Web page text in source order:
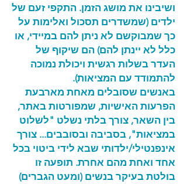
ושיבינו את מושג הזמן. התקפי זעם של
ילדים (שמשדרים תסכול ואלימות על
כך שמבוקשם לא ניתן להם במיידי, או
כלל לא יינתן להם) הם שיקוף של
העדר בשלות רגשית ויכולת נמוכה
להתמודד עם המציאות).
באנשים שסובלים מאחת מארבעת
הפרעות האישיות, שמפורטות באתר,
בין השאר, צורך בלתי נשלט "לשלוט
במציאות", בסביבה ובסובבים... צורך
אינפנטילי/ילדותי שבא לידי ביטוי בכל
אחד ואחת מהם אחרת. תופעה זו
בולטת בעיקר בנשים (ומעט הגברים)